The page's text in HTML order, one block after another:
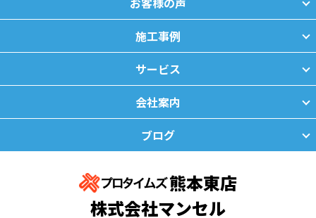
施工事例
サービス
会社案内
ブログ
熊本東店
株式会社マンセル